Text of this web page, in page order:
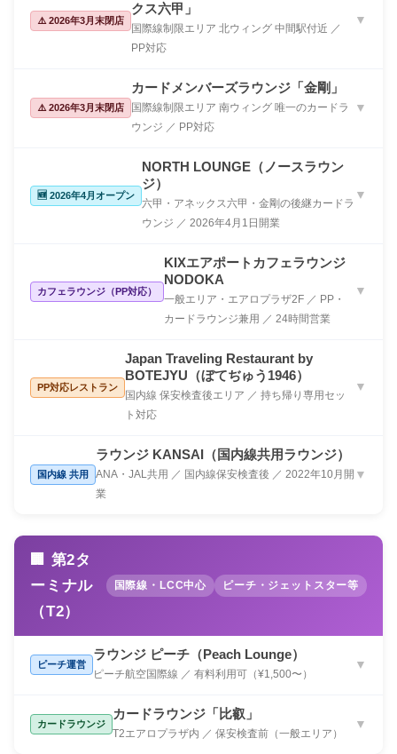
⚠️ 2026年3月末閉店
クス六甲」
国際線制限エリア 北ウィング 中間駅付近 ／
PP対応
▼
⚠️ 2026年3月末閉店
カードメンバーズラウンジ「金剛」
国際線制限エリア 南ウィング 唯一のカードラ
ウンジ ／ PP対応
▼
🆕 2026年4月オープン
NORTH LOUNGE（ノースラウン
ジ）
六甲・アネックス六甲・金剛の後継カードラ
ウンジ ／ 2026年4月1日開業
▼
カフェラウンジ（PP対応）
KIXエアポートカフェラウンジ
NODOKA
一般エリア・エアロプラザ2F ／ PP・
カードラウンジ兼用 ／ 24時間営業
▼
PP対応レストラン
Japan Traveling Restaurant by
BOTEJYU（ぼてぢゅう1946）
国内線 保安検査後エリア ／ 持ち帰り専用セッ
ト対応
▼
国内線 共用
ラウンジ KANSAI（国内線共用ラウンジ）
ANA・JAL共用 ／ 国内線保安検査後 ／ 2022年10月開
業
▼
🏢 第2タ
ーミナル
（T2）
国際線・LCC中心 ピーチ・ジェットスター等
ピーチ運営
ラウンジ ピーチ（Peach Lounge）
ピーチ航空国際線 ／ 有料利用可（¥1,500〜）
▼
カードラウンジ
カードラウンジ「比叡」
T2エアロプラザ内 ／ 保安検査前（一般エリア）
▼